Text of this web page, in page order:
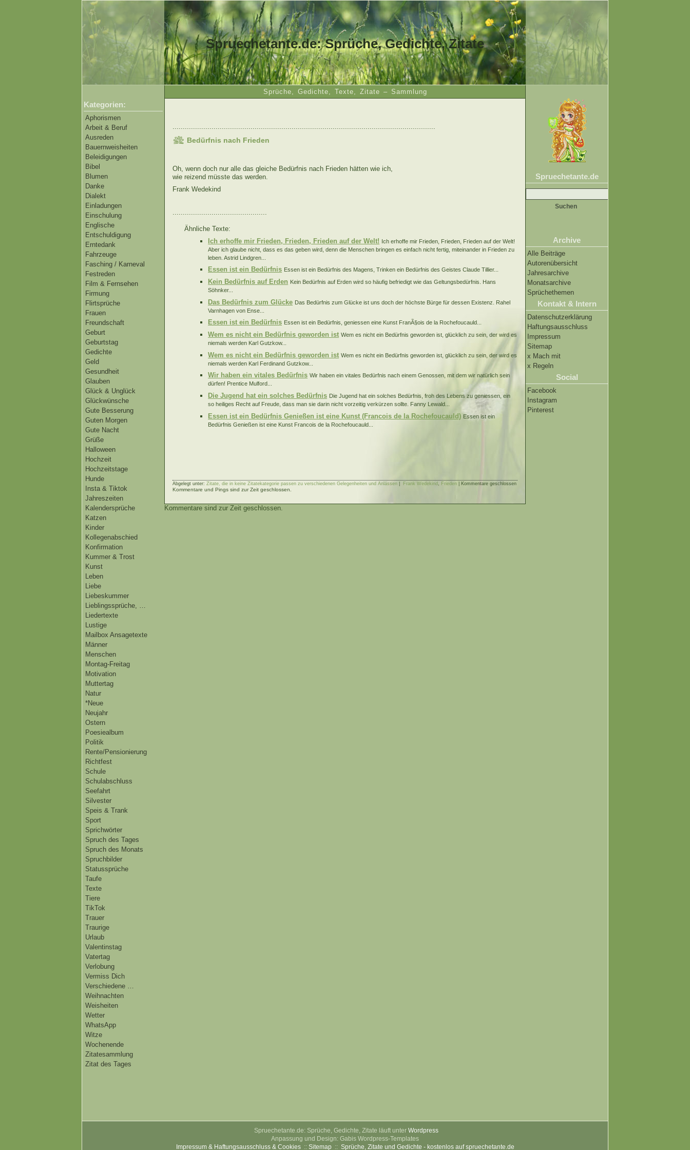
Spruechetante.de: Sprüche, Gedichte, Zitate
Sprüche, Gedichte, Texte, Zitate – Sammlung
Kategorien:
Aphorismen
Arbeit & Beruf
Ausreden
Bauernweisheiten
Beleidigungen
Bibel
Blumen
Danke
Dialekt
Einladungen
Einschulung
Englische
Entschuldigung
Erntedank
Fahrzeuge
Fasching / Karneval
Festreden
Film & Fernsehen
Firmung
Flirtsprüche
Frauen
Freundschaft
Geburt
Geburtstag
Gedichte
Geld
Gesundheit
Glauben
Glück & Unglück
Glückwünsche
Gute Besserung
Guten Morgen
Gute Nacht
Grüße
Halloween
Hochzeit
Hochzeitstage
Hunde
Insta & Tiktok
Jahreszeiten
Kalendersprüche
Katzen
Kinder
Kollegenabschied
Konfirmation
Kummer & Trost
Kunst
Leben
Liebe
Liebeskummer
Lieblingssprüche, …
Liedertexte
Lustige
Mailbox Ansagetexte
Männer
Menschen
Montag-Freitag
Motivation
Muttertag
Natur
*Neue
Neujahr
Ostern
Poesiealbum
Politik
Rente/Pensionierung
Richtfest
Schule
Schulabschluss
Seefahrt
Silvester
Speis & Trank
Sport
Sprichwörter
Spruch des Tages
Spruch des Monats
Spruchbilder
Statussprüche
Taufe
Texte
Tiere
TikTok
Trauer
Traurige
Urlaub
Valentinstag
Vatertag
Verlobung
Vermiss Dich
Verschiedene …
Weihnachten
Weisheiten
Wetter
WhatsApp
Witze
Wochenende
Zitatesammlung
Zitat des Tages
Spruechetante.de
Suche
nach:
Archive
Alle Beiträge
Autorenübersicht
Jahresarchive
Monatsarchive
Sprüchethemen
Kontakt & Intern
Datenschutzerklärung
Haftungsausschluss
Impressum
Sitemap
x Mach mit
x Regeln
Social
Facebook
Instagram
Pinterest
................................................................................................................................
Bedürfnis nach Frieden
Oh, wenn doch nur alle das gleiche Bedürfnis nach Frieden hätten wie ich,
wie reizend müsste das werden.
Frank Wedekind
Ähnliche Texte:
Ich erhoffe mir Frieden, Frieden, Frieden auf der Welt! Ich erhoffe mir Frieden, Frieden, Frieden auf der Welt!
Aber ich glaube nicht, dass es das geben wird, denn die Menschen bringen es einfach nicht fertig, miteinander in Frieden zu
leben. Astrid Lindgren...
Essen ist ein Bedürfnis Essen ist ein Bedürfnis des Magens, Trinken ein Bedürfnis des Geistes Claude Tillier...
Kein Bedürfnis auf Erden Kein Bedürfnis auf Erden wird so häufig befriedigt wie das Geltungsbedürfnis. Hans
Söhnker...
Das Bedürfnis zum Glücke Das Bedürfnis zum Glücke ist uns doch der höchste Bürge für dessen Existenz. Rahel
Varnhagen von Ense...
Essen ist ein Bedürfnis Essen ist ein Bedürfnis, geniessen eine Kunst FranÃ§ois de la Rochefoucauld...
Wem es nicht ein Bedürfnis geworden ist Wem es nicht ein Bedürfnis geworden ist, glücklich zu sein, der wird es
niemals werden Karl Gutzkow...
Wem es nicht ein Bedürfnis geworden ist Wem es nicht ein Bedürfnis geworden ist, glücklich zu sein, der wird es
niemals werden Karl Ferdinand Gutzkow...
Wir haben ein vitales Bedürfnis Wir haben ein vitales Bedürfnis nach einem Genossen, mit dem wir natürlich sein
dürfen! Prentice Mulford...
Die Jugend hat ein solches Bedürfnis Die Jugend hat ein solches Bedürfnis, froh des Lebens zu geniessen, ein
so heiliges Recht auf Freude, dass man sie darin nicht vorzeitig verkürzen sollte. Fanny Lewald...
Essen ist ein Bedürfnis Genießen ist eine Kunst (Francois de la Rochefoucauld) Essen ist ein
Bedürfnis Genießen ist eine Kunst Francois de la Rochefoucauld...
Abgelegt unter: Zitate, die in keine Zitatekategorie passen zu verschiedenen Gelegenheiten und Anlässen Frank Wedekind , Frieden Kommentare geschlossen
Kommentare und Pings sind zur Zeit geschlossen.
Kommentare sind zur Zeit geschlossen.
Spruechetante.de: Sprüche, Gedichte, Zitate läuft unter Wordpress
Anpassung und Design: Gabis Wordpress-Templates
Impressum & Haftungsausschluss & Cookies:: Sitemap :: Sprüche, Zitate und Gedichte - kostenlos auf spruechetante.de